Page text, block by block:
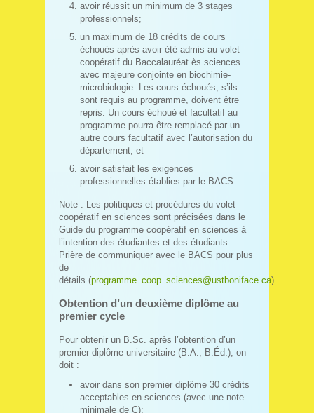
avoir réussit un minimum de 3 stages
professionnels;
un maximum de 18 crédits de cours
échoués après avoir été admis au volet
coopératif du Baccalauréat ès sciences
avec majeure conjointe en biochimie-
microbiologie. Les cours échoués, s’ils
sont requis au programme, doivent être
repris. Un cours échoué et facultatif au
programme pourra être remplacé par un
autre cours facultatif avec l’autorisation du
département; et
avoir satisfait les exigences
professionnelles établies par le BACS.
Note : Les politiques et procédures du volet
coopératif en sciences sont précisées dans le
Guide du programme coopératif en sciences à
l’intention des étudiantes et des étudiants.
Prière de communiquer avec le BACS pour plus
de
détails (programme_coop_sciences@ustboniface.ca).
Obtention d’un deuxième diplôme au
premier cycle
Pour obtenir un B.Sc. après l’obtention d’un
premier diplôme universitaire (B.A., B.Éd.), on
doit :
avoir dans son premier diplôme 30 crédits
acceptables en sciences (avec une note
minimale de C);